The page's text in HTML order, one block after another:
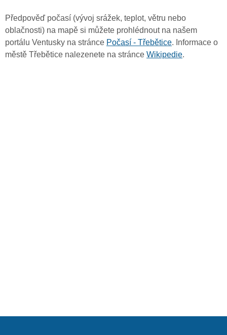
Předpověď počasí (vývoj srážek, teplot, větru nebo
oblačnosti) na mapě si můžete prohlédnout na našem
portálu Ventusky na stránce Počasí - Třebětice. Informace o
městě Třebětice nalezenete na stránce Wikipedie.